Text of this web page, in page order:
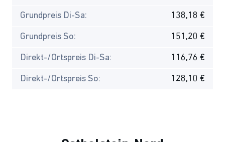
Grundpreis Di-Sa: 138,18 €
Grundpreis So: 151,20 €
Direkt-/Ortspreis Di-Sa: 116,76 €
Direkt-/Ortspreis So: 128,10 €